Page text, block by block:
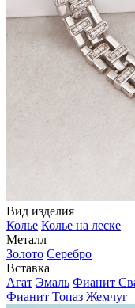
Вид изделия
Колье Колье на леске
Металл
Золото Серебро
Вставка
Агат Эмаль Фианит
Фианит Топаз Жемчуг